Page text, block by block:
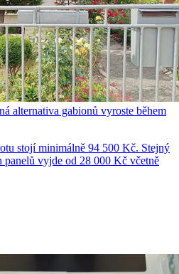
alternativa gabionů vyroste během
stojí minimálně 94 500 Kč. Stejný
panelů vyjde od 28 000 Kč včetně